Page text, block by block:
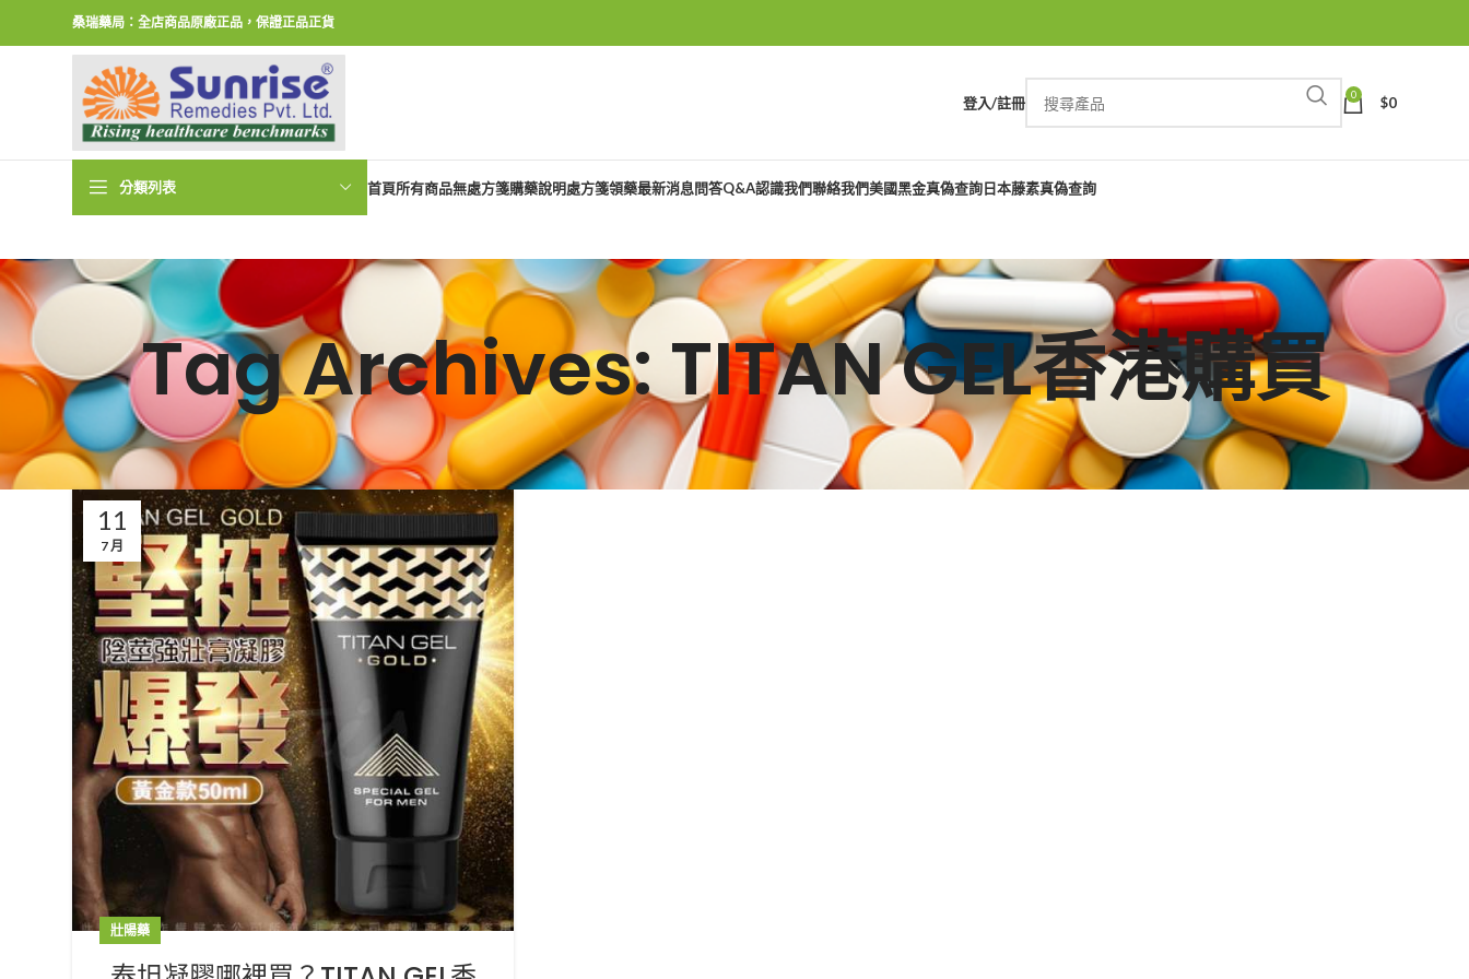
桑瑞藥局：全店商品原廠正品，保證正品正貨
登入/註冊 0 $0
分類列表 首頁所有商品無處方箋購藥說明處方箋領藥最新消息問答Q&A認識我們聯絡我們美國黑金真偽查詢日本藤素真偽查詢
Tag Archives: TITAN GEL香港購買
11
7 月
壯陽藥